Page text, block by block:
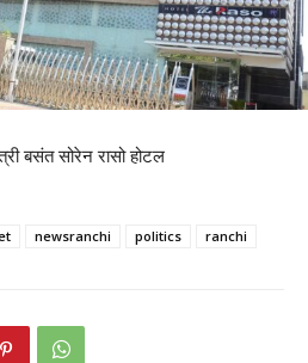
बसंत सोरेन रासो होटल
newsranchi politics ranchi